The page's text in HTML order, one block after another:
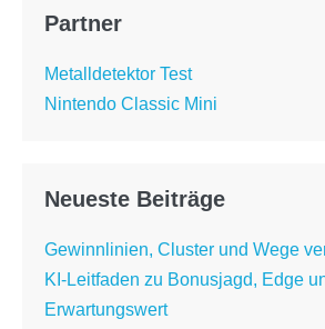
Partner
Metalldetektor Test
Nintendo Classic Mini
Neueste Beiträge
Gewinnlinien, Cluster und Wege
KI-Leitfaden zu Bonusjagd, Edge
Erwartungswert